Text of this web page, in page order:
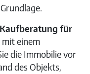
Kaufberatung für
mit einem
die Immobilie vor
des Objekts,